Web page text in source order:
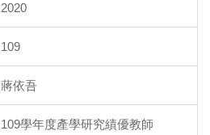
2020
109
蔣依吾
109學年度產學研究績優教師